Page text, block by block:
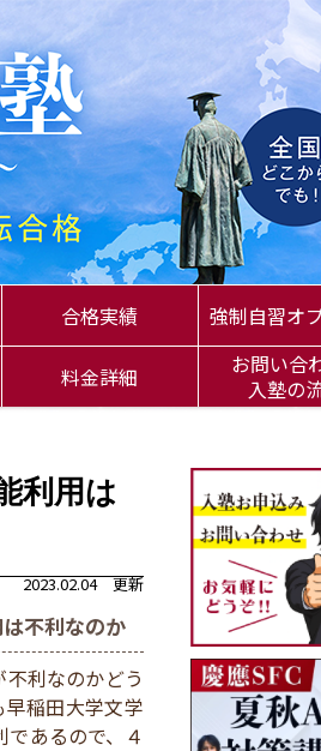
合格実績 強制自習オ
料金詳細
お問い合
入塾の
利用は
2023.02.04 更新
不利なのか
利なのかどう
稲田大学文学
あるので、４